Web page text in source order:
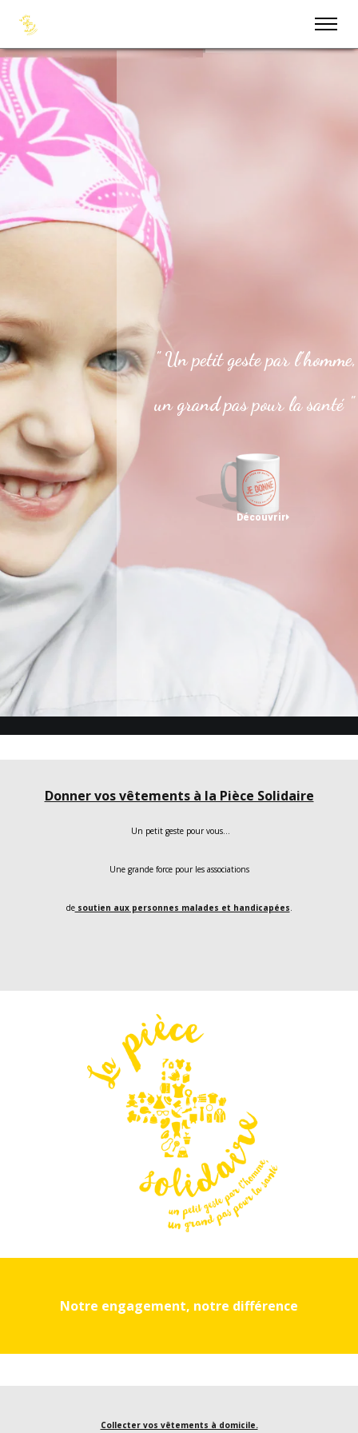
" Un petit geste par l’homme,
un grand pas pour la santé "
Découvrir
Donner vos vêtements à la Pièce Solidaire
Un petit geste pour vous…
Une grande force pour les associations
desoutien aux personnes malades et handicapées.
Notre engagement, notre différence
Collecter vos vêtements à domicile.